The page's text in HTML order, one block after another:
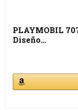
PLAYMOBIL
Diseño…